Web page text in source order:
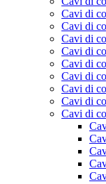
Cavi di
Cavi di
Cavi di
Cavi di
Cavi di
Cavi di
Cavi di
Cavi di
Cavi di